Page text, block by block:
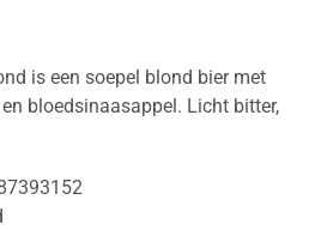
is een soepel blond bier met
bloedsinaasappel. Licht bitter,